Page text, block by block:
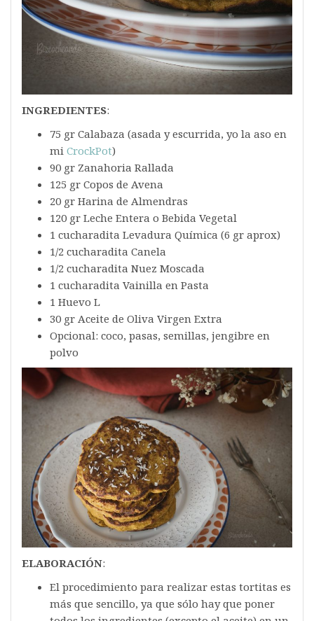
INGREDIENTES:
75 gr Calabaza (asada y escurrida, yo la aso en
mi CrockPot)
90 gr Zanahoria Rallada
125 gr Copos de Avena
20 gr Harina de Almendras
120 gr Leche Entera o Bebida Vegetal
1 cucharadita Levadura Química (6 gr aprox)
1/2 cucharadita Canela
1/2 cucharadita Nuez Moscada
1 cucharadita Vainilla en Pasta
1 Huevo L
30 gr Aceite de Oliva Virgen Extra
Opcional: coco, pasas, semillas, jengibre en
polvo
ELABORACIÓN:
El procedimiento para realizar estas tortitas es
más que sencillo, ya que sólo hay que poner